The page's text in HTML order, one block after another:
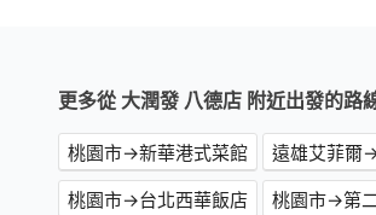
更多從 大潤發 八德店 附近出發的路
桃園市→新華港式菜館 遠雄艾菲爾
桃園市→台北西華飯店
桃園市→第